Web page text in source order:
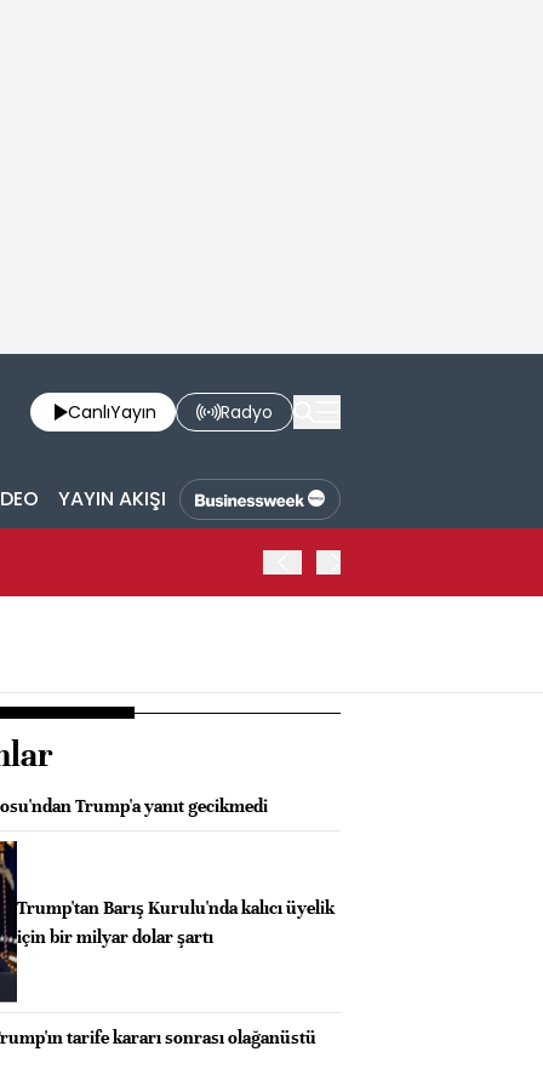
CanlıYayın Radyo
YAYIN AKIŞI
Trump'a yanıt gecikmedi
Trump'tan Barış Kurulu'nda kalıcı üyelik
için bir milyar dolar şartı
tarife kararı sonrası olağanüstü